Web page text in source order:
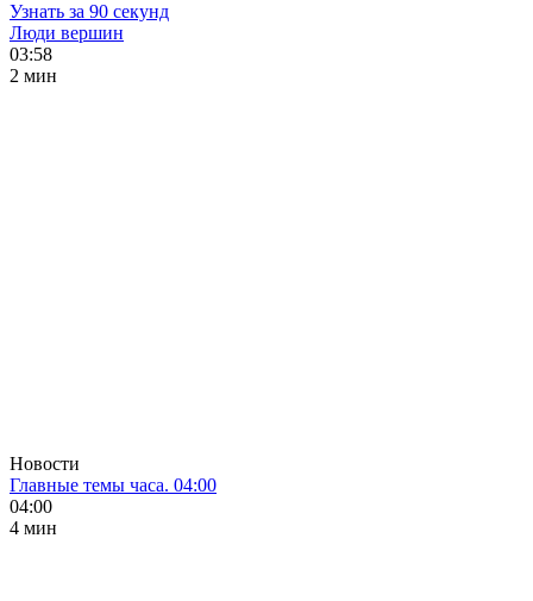
Узнать за 90 секунд
Люди вершин
03:58
2 мин
Новости
Главные темы часа. 04:00
04:00
4 мин